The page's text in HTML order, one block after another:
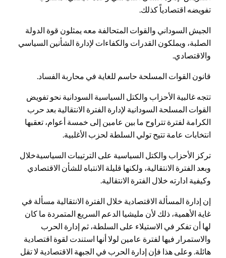
تفويضه اقتصادياً كذلك.
الجيش السوداني والقوات المتحالفة معه يمثلون قوة الدولة
الصلبة، ويملكون القدرات والكفاءات لإدارة الشأنين السياسي
والاقتصادي.
قانون القوات المسلحة حاسم للغاية في محاربة الفساد.
تتجه غالبية الأحزاب والكتل السياسية السودانية نحو تفويض
القوات المسلحة السودانية لإدارة الفترة الانتقالية بعد حرب
الكرامة لفترة تتراوح ما بين عامين إلى خمسة أعوام، تعقبها
انتخابات عامة تتيح تولي السلطة لحزب الأغلبية.
تركز الأحزاب والكتل السياسية على الترتيبات السياسيةخلال
وبعد الفترة الانتقالية، ولكنها قليلة الانتباه للشأن الاقتصادي
وكيفية ادارته خلال الفترة الانتقالية.
إن إدارة المسألة الاقتصادية خلال الفترة الانتقالية مسألة في
غاية الأهمية، ذلك لأن مليشيا الدعم السريع المتمردة ما كان
لها أن تفكر في الاستيلاء على السلطة، ثم إدارة الحرب
والاستمرار فيها لفترة عامين لولا أنها استندت لقوة اقتصادية
هائلة. وعلى هذا فإن إدارة الحرب في الجبهة الاقتصادية لا تقل